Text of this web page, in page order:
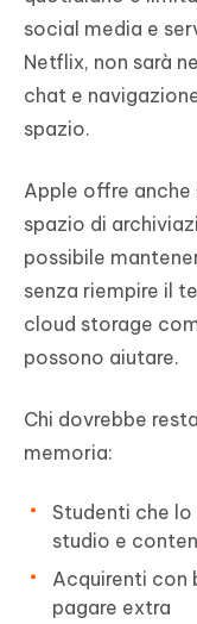
social media e
Netflix, non sarà
chat e
spazio.
Apple offre anche
spazio di
possibile
senza riempire il
cloud storage
possono aiutare.
Chi dovrebbe
memoria:
Studenti che
studio e
Acquirenti con
pagare extra